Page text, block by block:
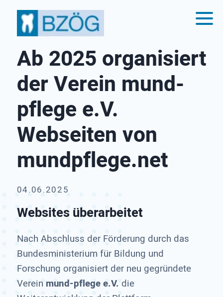
Ab 2025 organisiert
der Verein mund-
pflege e.V.
Webseiten von
mundpflege.net
04.06.2025
Websites überarbeitet
Nach Abschluss der Förderung durch das
Bundesministerium für Bildung und
Forschung organisiert der neu gegründete
Verein mund-pflege e.V. die